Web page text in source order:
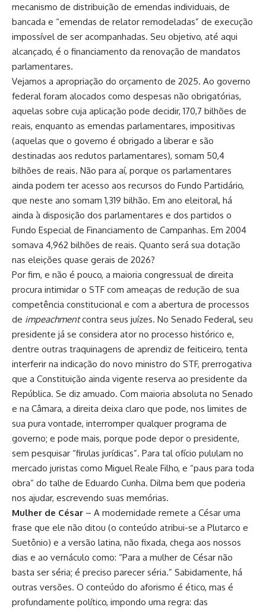
mecanismo de distribuição de emendas individuais, de
bancada e “emendas de relator remodeladas” de execução
impossível de ser acompanhadas. Seu objetivo, até aqui
alcançado, é o financiamento da renovação de mandatos
parlamentares.
Vejamos a apropriação do orçamento de 2025. Ao governo
federal foram alocados como despesas não obrigatórias,
aquelas sobre cuja aplicação pode decidir, 170,7 bilhões de
reais, enquanto as emendas parlamentares, impositivas
(aquelas que o governo é obrigado a liberar e são
destinadas aos redutos parlamentares), somam 50,4
bilhões de reais. Não para aí, porque os parlamentares
ainda podem ter acesso aos recursos do Fundo Partidário,
que neste ano somam 1,319 bilhão. Em ano eleitoral, há
ainda à disposição dos parlamentares e dos partidos o
Fundo Especial de Financiamento de Campanhas. Em 2004
somava 4,962 bilhões de reais. Quanto será sua dotação
nas eleições quase gerais de 2026?
Por fim, e não é pouco, a maioria congressual de direita
procura intimidar o STF com ameaças de redução de sua
competência constitucional e com a abertura de processos
de impeachmentcontra seus juízes. No Senado Federal, seu
presidente já se considera ator no processo histórico e,
dentre outras traquinagens de aprendiz de feiticeiro, tenta
interferir na indicação do novo ministro do STF, prerrogativa
que a Constituição ainda vigente reserva ao presidente da
República. Se diz amuado. Com maioria absoluta no Senado
e na Câmara, a direita deixa claro que pode, nos limites de
sua pura vontade, interromper qualquer programa de
governo; e pode mais, porque pode depor o presidente,
sem pesquisar “firulas jurídicas”. Para tal ofício pululam no
mercado juristas como Miguel Reale Filho, e “paus para toda
obra” do talhe de Eduardo Cunha. Dilma bem que poderia
nos ajudar, escrevendo suas memórias.
Mulher de César – A modernidade remete a César uma
frase que ele não ditou (o conteúdo atribui-se a Plutarco e
Suetônio) e a versão latina, não fixada, chega aos nossos
dias e ao vernáculo como: “Para a mulher de César não
basta ser séria; é preciso parecer séria.” Sabidamente, há
outras versões. O conteúdo do aforismo é ético, mas é
profundamente político, impondo uma regra: das